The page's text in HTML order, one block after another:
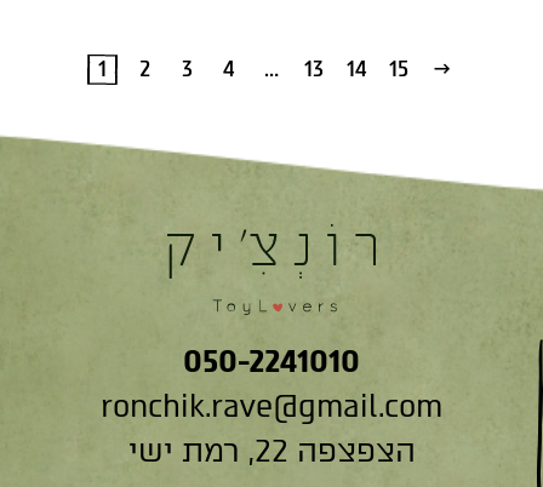
1 2 3 4 … 13 14 15 ←
050-2241010
ronchik.rave@gmail.com
הצפצפה 22, רמת ישי